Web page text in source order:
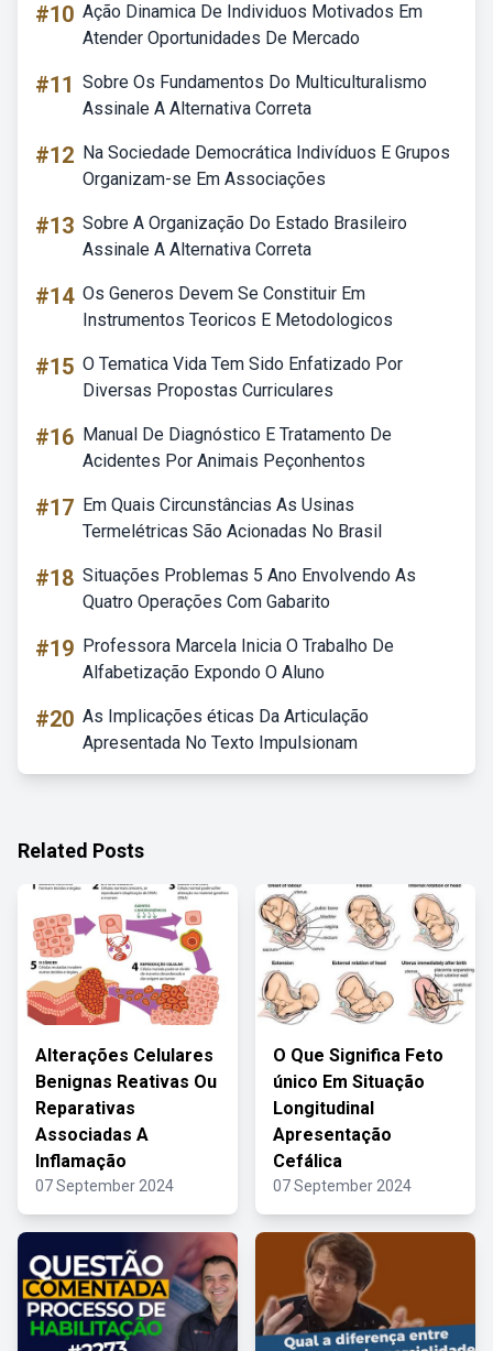
#10 Ação Dinamica De Individuos Motivados Em
Atender Oportunidades De Mercado
#11 Sobre Os Fundamentos Do Multiculturalismo
Assinale A Alternativa Correta
#12 Na Sociedade Democrática Indivíduos E Grupos
Organizam-se Em Associações
#13 Sobre A Organização Do Estado Brasileiro
Assinale A Alternativa Correta
#14 Os Generos Devem Se Constituir Em
Instrumentos Teoricos E Metodologicos
#15 O Tematica Vida Tem Sido Enfatizado Por
Diversas Propostas Curriculares
#16 Manual De Diagnóstico E Tratamento De
Acidentes Por Animais Peçonhentos
#17 Em Quais Circunstâncias As Usinas
Termelétricas São Acionadas No Brasil
#18 Situações Problemas 5 Ano Envolvendo As
Quatro Operações Com Gabarito
#19 Professora Marcela Inicia O Trabalho De
Alfabetização Expondo O Aluno
#20 As Implicações éticas Da Articulação
Apresentada No Texto Impulsionam
Related Posts
Alterações Celulares
Benignas Reativas Ou
Reparativas
Associadas A
Inflamação
07 September 2024
O Que Significa Feto
único Em Situação
Longitudinal
Apresentação
Cefálica
07 September 2024